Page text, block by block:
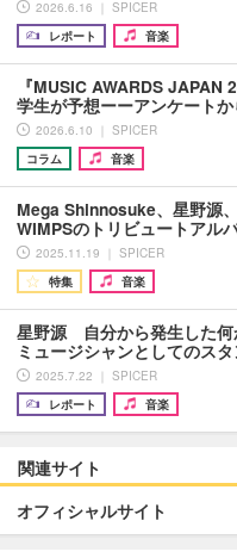
2026.6.16 ｜ SPICER
レポート
音楽
『MUSIC AWARDS JAPAN
学生が予想ーーアンケート
2026.6.10 ｜ SPICER
コラム
音楽
Mega Shinnosuke、星野源
WIMPSのトリビュートアル
2025.11.19 ｜ SPICER
特集
音楽
星野源 自分から発生した何
ミュージシャンとしてのス
2025.7.22 ｜ SPICER
レポート
音楽
関連サイト
オフィシャルサイト